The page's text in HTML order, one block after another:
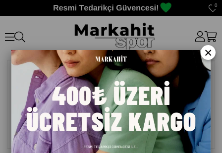
0
×